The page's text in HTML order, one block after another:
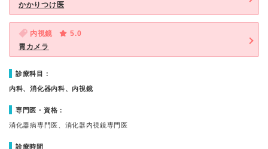
かかりつけ医
内視鏡
5.0
胃カメラ
診療科目：
内科、消化器内科、内視鏡
専門医・資格：
消化器病専門医、消化器内視鏡専門医
診療時間